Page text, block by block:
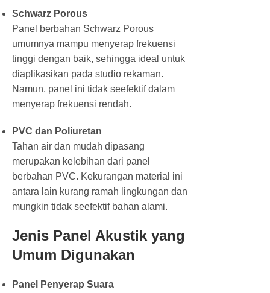
Schwarz Porous
Panel berbahan Schwarz Porous
umumnya mampu menyerap frekuensi
tinggi dengan baik, sehingga ideal untuk
diaplikasikan pada studio rekaman.
Namun, panel ini tidak seefektif dalam
menyerap frekuensi rendah.
PVC dan Poliuretan
Tahan air dan mudah dipasang
merupakan kelebihan dari panel
berbahan PVC. Kekurangan material ini
antara lain kurang ramah lingkungan dan
mungkin tidak seefektif bahan alami.
Jenis Panel Akustik yang
Umum Digunakan
Panel Penyerap Suara